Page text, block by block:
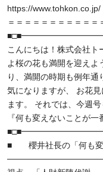
https://
＝＝＝＝＝＝＝＝＝＝
こんにちは！株式会社
よ桜の花も満開を迎え
り、満開の時期も例年
気になりますが、 お花
ます。 それでは、今週
『何も変えないことが一
■ 櫻井社長の「何も変